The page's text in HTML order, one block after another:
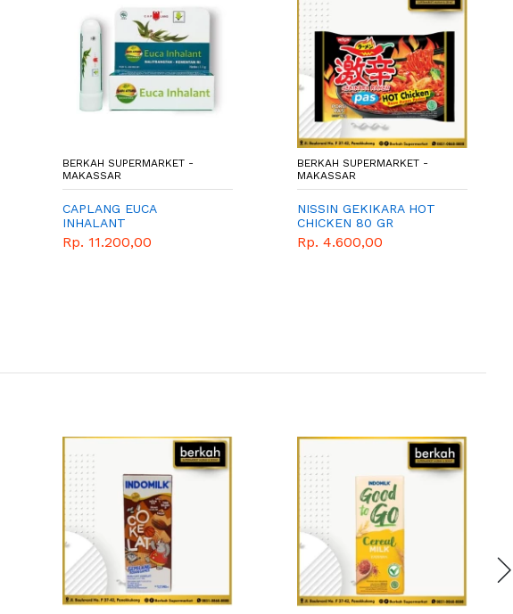
BERKAH SUPERMARKET -
MAKASSAR
CAPLANG EUCA
INHALANT
Rp. 11.200,00
BERKAH SUPERMARKET -
MAKASSAR
NISSIN GEKIKARA HOT
CHICKEN 80 GR
Rp. 4.600,00